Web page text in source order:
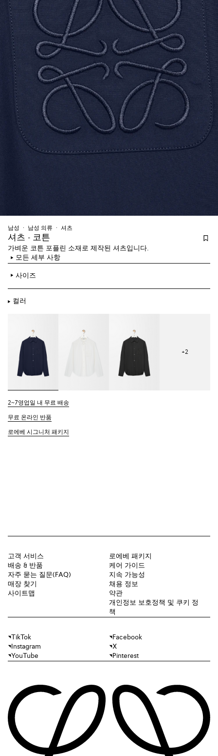
남성 남성 의류 셔츠
셔츠 - 코튼
가벼운 코튼 포플린 소재로 제작된 셔츠입니다.
모든 세부 사항
사이즈
컬러
+2
2~7영업일 내 무료 배송
무료 온라인 반품
로에베 시그니처 패키지
고객 서비스
배송 & 반품
자주 묻는 질문(FAQ)
매장 찾기
사이트맵
로에베 패키지
케어 가이드
지속 가능성
채용 정보
약관
개인정보 보호정책 및 쿠키 정
책
TikTok
Facebook
Instagram
X
YouTube
Pinterest